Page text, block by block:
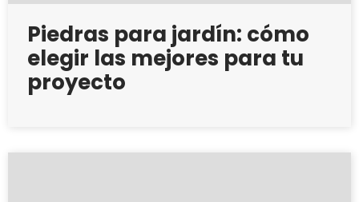
Piedras para jardín: cómo
elegir las mejores para tu
proyecto